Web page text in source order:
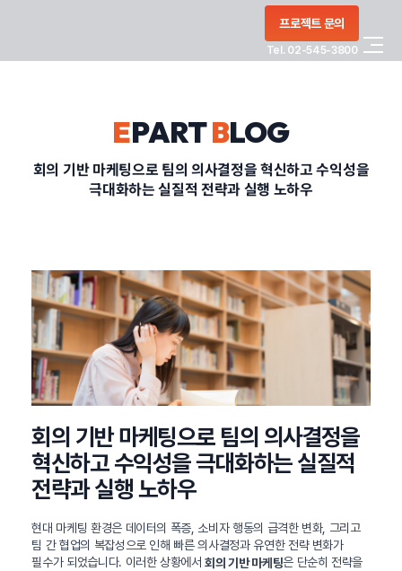
프로젝트 문의
Tel. 02-545-3800
PORTFOLIO
CONTACT
정부지원사업
EPARTBLOG
회의 기반 마케팅으로 팀의 의사결정을 혁신하고 수익성을
극대화하는 실질적 전략과 실행 노하우
회의 기반 마케팅으로 팀의 의사결정을
혁신하고 수익성을 극대화하는 실질적
전략과 실행 노하우
현대 마케팅 환경은 데이터의 폭증, 소비자 행동의 급격한 변화, 그리고
팀 간 협업의 복잡성으로 인해 빠른 의사결정과 유연한 전략 변화가
필수가 되었습니다. 이러한 상황에서회의 기반 마케팅은 단순히 전략을